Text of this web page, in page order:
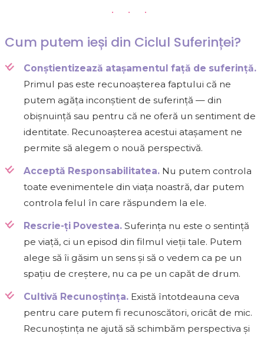
• • •
Cum putem ieși din Ciclul Suferinței?
Conștientizează atașamentul față de suferință.
Primul pas este recunoașterea faptului că ne
putem agăța inconștient de suferință — din
obișnuință sau pentru că ne oferă un sentiment de
identitate. Recunoașterea acestui atașament ne
permite să alegem o nouă perspectivă.
Acceptă Responsabilitatea. Nu putem controla
toate evenimentele din viața noastră, dar putem
controla felul în care răspundem la ele.
Rescrie-ți Povestea. Suferința nu este o sentință
pe viață, ci un episod din filmul vieții tale. Putem
alege să îi găsim un sens și să o vedem ca pe un
spațiu de creștere, nu ca pe un capăt de drum.
Cultivă Recunoștința. Există întotdeauna ceva
pentru care putem fi recunoscători, oricât de mic.
Recunoștința ne ajută să schimbăm perspectiva și